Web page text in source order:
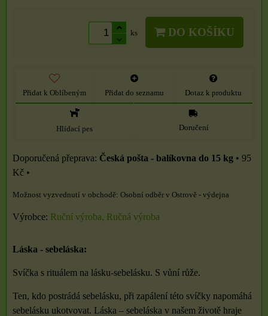
ks DO KOŠÍKU
Přidat k Oblíbeným Přidat do seznamu Dotaz k produktu
Hlídací pes Doručení
Česká pošta - balíkovna do 15 kg • 95
Kč •
Osobní odběr v Ostrově - výdejna
Výrobce: Ruční výroba, Ručná výroba
Láska - sebeláska:
Svíčka s rituálem na lásku-sebelásku. S vůní růže.
Ten, kdo postrádá sebelásku, při zapálení této svíčky napomáhá
sebelásku ukotvovat. Láska – sebeláska v našem životě hraje